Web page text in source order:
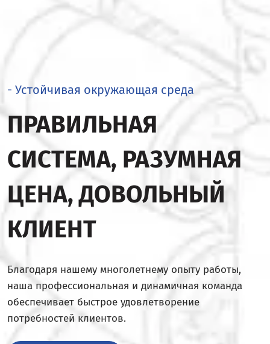
- Устойчивая окружающая среда
ПРАВИЛЬНАЯ
СИСТЕМА, РАЗУМНАЯ
ЦЕНА, ДОВОЛЬНЫЙ
КЛИЕНТ
Благодаря нашему многолетнему опыту работы,
наша профессиональная и динамичная команда
обеспечивает быстрое удовлетворение
потребностей клиентов.